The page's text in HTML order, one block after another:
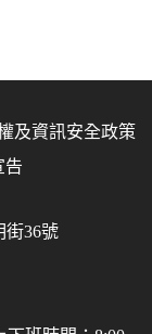
及資訊安全政策
告
街36號